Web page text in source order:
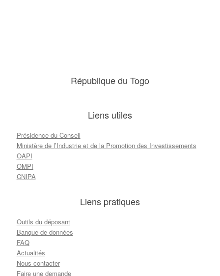
République du Togo
Liens utiles
Présidence du Conseil
Ministère de l’Industrie et de la Promotion des Investissements
OAPI
OMPI
CNIPA
Liens pratiques
Outils du déposant
Banque de données
FAQ
Actualités
Nous contacter
Faire une demande